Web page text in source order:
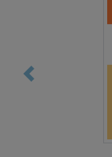
Previous